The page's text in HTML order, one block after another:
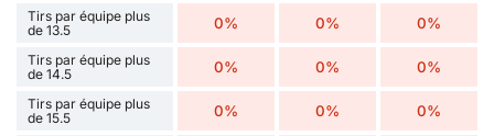
Tirs par équipe plus
de 13.5
0% 0% 0%
Tirs par équipe plus
de 14.5
0% 0% 0%
Tirs par équipe plus
de 15.5
0% 0% 0%